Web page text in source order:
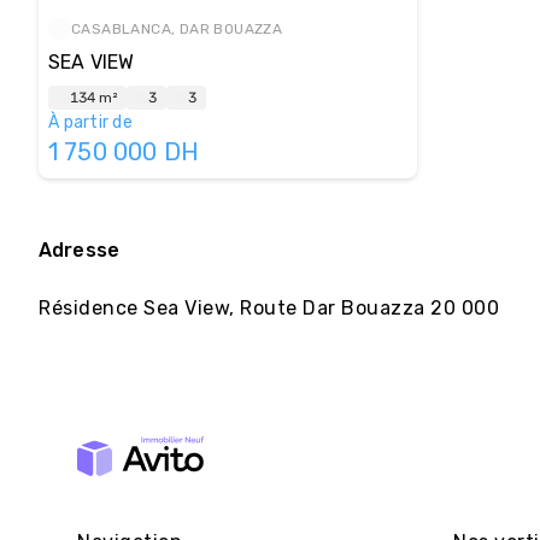
CASABLANCA, DAR BOUAZZA
SEA VIEW
134 m² 3 3
À partir de
1 750 000 DH
Adresse
Résidence Sea View, Route Dar Bouazza 20 000